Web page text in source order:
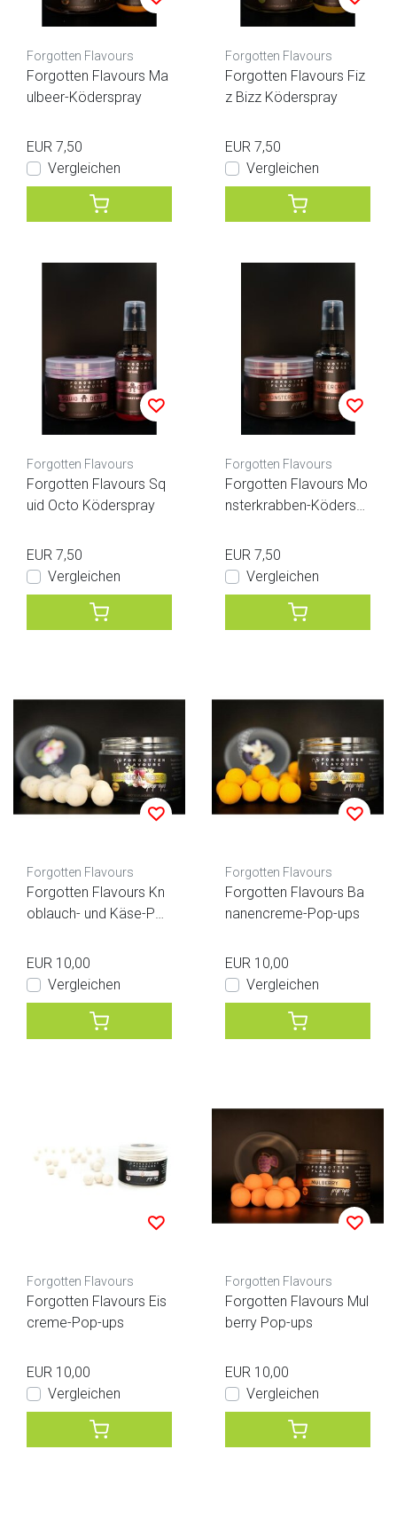
Forgotten Flavours
Forgotten Flavours Ma
ulbeer-Köderspray
EUR 7,50
Vergleichen
Forgotten Flavours
Forgotten Flavours Fiz
z Bizz Köderspray
EUR 7,50
Vergleichen
Forgotten Flavours
Forgotten Flavours Sq
uid Octo Köderspray
EUR 7,50
Vergleichen
Forgotten Flavours
Forgotten Flavours Mo
nsterkrabben-Köderspr
EUR 7,50
Vergleichen
Forgotten Flavours
Forgotten Flavours Kn
oblauch- und Käse-Pop
EUR 10,00
Vergleichen
Forgotten Flavours
Forgotten Flavours Ba
nanencreme-Pop-ups
EUR 10,00
Vergleichen
Forgotten Flavours
Forgotten Flavours Eis
creme-Pop-ups
EUR 10,00
Vergleichen
Forgotten Flavours
Forgotten Flavours Mul
berry Pop-ups
EUR 10,00
Vergleichen